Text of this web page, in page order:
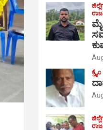
ಕ್ರೈಂ